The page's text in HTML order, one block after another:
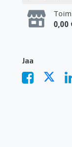
0,00
Jaa